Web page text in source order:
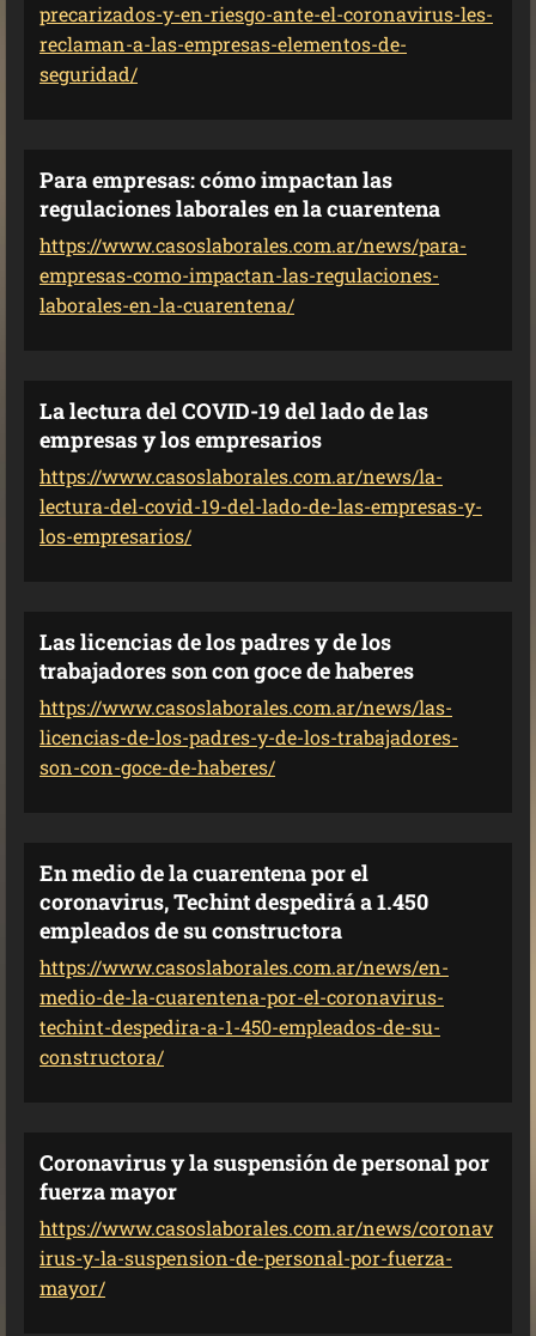
precarizados-y-en-riesgo-ante-el-coronavirus-les-
reclaman-a-las-empresas-elementos-de-
seguridad/
Para empresas: cómo impactan las
regulaciones laborales en la cuarentena
https://www.casoslaborales.com.ar/news/para-
empresas-como-impactan-las-regulaciones-
laborales-en-la-cuarentena/
La lectura del COVID-19 del lado de las
empresas y los empresarios
https://www.casoslaborales.com.ar/news/la-
lectura-del-covid-19-del-lado-de-las-empresas-y-
los-empresarios/
Las licencias de los padres y de los
trabajadores son con goce de haberes
https://www.casoslaborales.com.ar/news/las-
licencias-de-los-padres-y-de-los-trabajadores-
son-con-goce-de-haberes/
En medio de la cuarentena por el
coronavirus, Techint despedirá a 1.450
empleados de su constructora
https://www.casoslaborales.com.ar/news/en-
medio-de-la-cuarentena-por-el-coronavirus-
techint-despedira-a-1-450-empleados-de-su-
constructora/
Coronavirus y la suspensión de personal por
fuerza mayor
https://www.casoslaborales.com.ar/news/coronav
irus-y-la-suspension-de-personal-por-fuerza-
mayor/